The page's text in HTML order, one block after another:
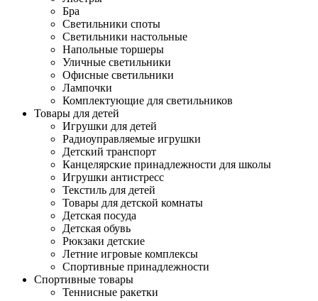
Бра
Светильники споты
Светильники настольные
Напольные торшеры
Уличные светильники
Офисные светильники
Лампочки
Комплектующие для светильников
Товары для детей
Игрушки для детей
Радиоуправляемые игрушки
Детский транспорт
Канцелярские принадлежности для школы
Игрушки антистресс
Текстиль для детей
Товары для детской комнаты
Детская посуда
Детская обувь
Рюкзаки детские
Летние игровые комплексы
Спортивные принадлежности
Спортивные товары
Теннисные ракетки